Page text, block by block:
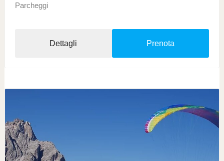
Parcheggi
Dettagli Prenota